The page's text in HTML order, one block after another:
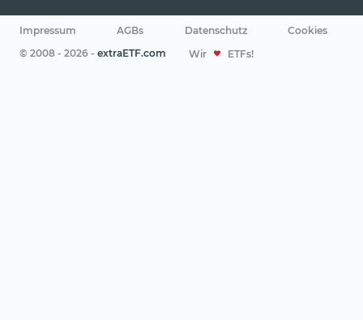
Impressum AGBs Datenschutz
Cookies
© 2008 - 2026 - extraETF.com Wir ETFs!